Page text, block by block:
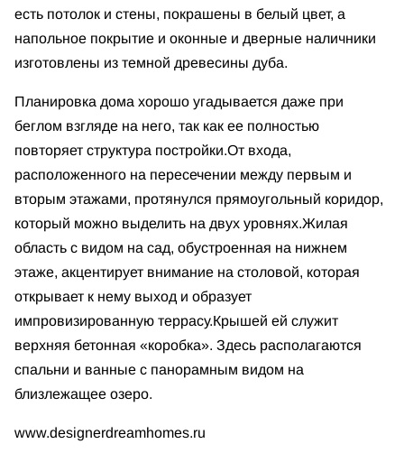
есть потолок и стены, покрашены в белый цвет, а
напольное покрытие и оконные и дверные наличники
изготовлены из темной древесины дуба.
Планировка дома хорошо угадывается даже при
беглом взгляде на него, так как ее полностью
повторяет структура постройки.От входа,
расположенного на пересечении между первым и
вторым этажами, протянулся прямоугольный коридор,
который можно выделить на двух уровнях.Жилая
область с видом на сад, обустроенная на нижнем
этаже, акцентирует внимание на столовой, которая
открывает к нему выход и образует
импровизированную террасу.Крышей ей служит
верхняя бетонная «коробка». Здесь располагаются
спальни и ванные с панорамным видом на
близлежащее озеро.
www.designerdreamhomes.ru